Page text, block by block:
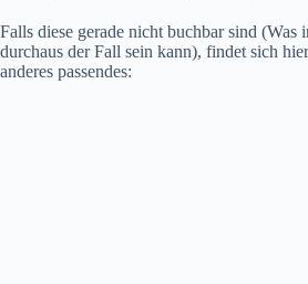
Falls diese gerade nicht buchbar sind (Was
durchaus der Fall sein kann), findet sich
anderes passendes: